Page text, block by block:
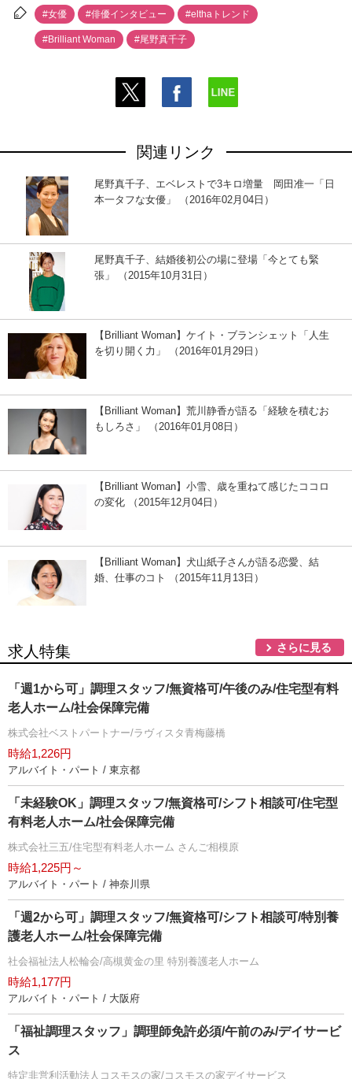
#女優 #俳優インタビュー #elthaトレンド
#Brilliant Woman #尾野真千子
関連リンク
尾野真千子、エベレストで3キロ増量 岡田准一「日
本一タフな女優」 （2016年02月04日）
尾野真千子、結婚後初公の場に登場「今とても緊
張」 （2015年10月31日）
【Brilliant Woman】ケイト・ブランシェット「人生
を切り開く力」 （2016年01月29日）
【Brilliant Woman】荒川静香が語る「経験を積むお
もしろさ」 （2016年01月08日）
【Brilliant Woman】小雪、歳を重ねて感じたココロ
の変化 （2015年12月04日）
【Brilliant Woman】犬山紙子さんが語る恋愛、結
婚、仕事のコト （2015年11月13日）
求人特集 さらに見る
「週1から可」調理スタッフ/無資格可/午後のみ/住宅型有料
老人ホーム/社会保障完備
株式会社ベストパートナー/ラヴィスタ青梅藤橋
時給1,226円
アルバイト・パート / 東京都
「未経験OK」調理スタッフ/無資格可/シフト相談可/住宅型
有料老人ホーム/社会保障完備
株式会社三五/住宅型有料老人ホーム さんご相模原
時給1,225円～
アルバイト・パート / 神奈川県
「週2から可」調理スタッフ/無資格可/シフト相談可/特別養
護老人ホーム/社会保障完備
社会福祉法人松輪会/高槻黄金の里 特別養護老人ホーム
時給1,177円
アルバイト・パート / 大阪府
「福祉調理スタッフ」調理師免許必須/午前のみ/デイサービ
ス
特定非営利活動法人コスモスの家/コスモスの家デイサービス